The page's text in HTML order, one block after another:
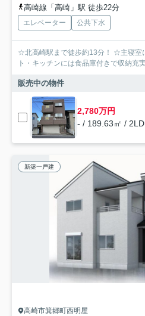
高崎線「高崎」駅 徒歩22分
エレベーター 公共下水
☆北高崎駅まで徒歩約13分！ ☆主寝室
ト・キッチンには食品庫付きで収納充
販売中の物件
2,780万円
- / 189.63㎡ /
新築一戸建
高崎市箕郷町西明屋